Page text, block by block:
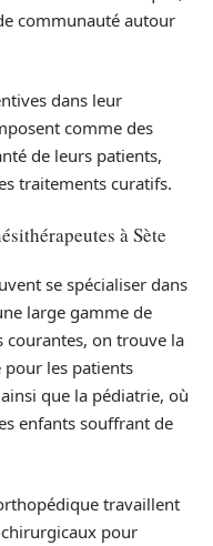
communauté autour
dans leur
comme des
de leurs patients,
traitements curatifs.
à Sète
se spécialiser dans
large gamme de
courantes, on trouve la
les patients
que la pédiatrie, où
enfants souffrant de
travaillent
pour